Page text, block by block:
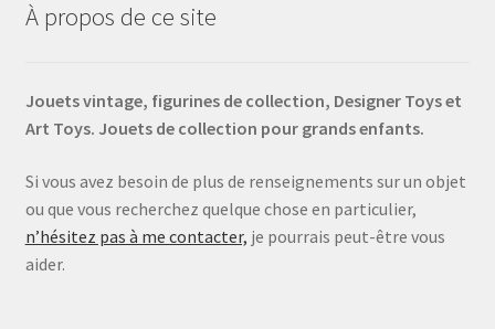
À propos de ce site
Jouets vintage, figurines de collection, Designer Toys et
Art Toys. Jouets de collection pour grands enfants.
Si vous avez besoin de plus de renseignements sur un objet
ou que vous recherchez quelque chose en particulier,
n’hésitez pas à me contacter, je pourrais peut-être vous
aider.